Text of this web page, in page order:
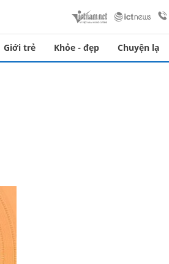
Giới trẻ Khỏe - đẹp Chuyện lạ